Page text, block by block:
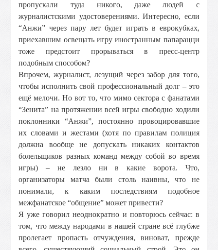
пропускали туда никого, даже людей с
журналистскими удостоверениями. Интересно, если
“Анжи” через пару лет будет играть в еврокубках,
приехавшим освещать игру иностранным папарацци
тоже предстоит прорываться в пресс-центр
подобным способом?
Впрочем, журналист, лезущий через забор для того,
чтобы исполнить свой профессиональный долг – это
ещё мелочи. Но вот то, что мимо сектора с фанатами
“Зенита” на протяжении всей игры свободно ходили
поклонники “Анжи”, постоянно провоцировавшие
их словами и жестами (хотя по правилам полиция
должна вообще не допускать никаких контактов
болельщиков разных команд между собой во время
игры) – не лезло ни в какие ворота. Что,
организаторы матча были столь наивны, что не
понимали, к каким последствиям подобное
межфанатское “общение” может привести?
Я уже говорил неоднократно и повторюсь сейчас: в
том, что между народами в нашей стране всё глубже
пролегает пропасть отчуждения, виноват, прежде